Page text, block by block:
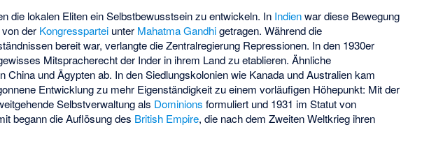
die lokalen Eliten ein Selbstbewusstsein zu entwickeln. In Indienwar diese Bewegung
der Kongresspartei unter Mahatma Gandhigetragen. Während die
bereit war, verlangte die Zentralregierung Repressionen. In den 1930er
Mitspracherecht der Inder in ihrem Land zu etablieren. Ähnliche
China und Ägypten ab. In den Siedlungskolonien wie Kanada und Australien kam
Entwicklung zu mehr Eigenständigkeit zu einem vorläufigen Höhepunkt: Mit der
Selbstverwaltung als Dominions formuliert und 1931 im Statut von
begann die Auflösung des British Empire, die nach dem Zweiten Weltkrieg ihren